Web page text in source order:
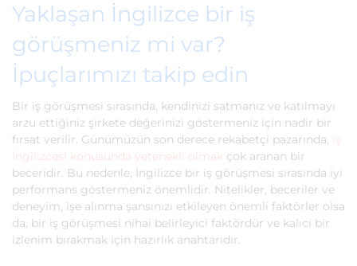
Yaklaşan İngilizce bir iş
görüşmeniz mi var?
İpuçlarımızı takip edin
Bir iş görüşmesi sırasında, kendinizi satmanız ve katılmayı
arzu ettiğiniz şirkete değerinizi göstermeniz için nadir bir
fırsat verilir. Günümüzün son derece rekabetçi pazarında, iş
İngilizcesi konusunda yetenekli olmak çok aranan bir
beceridir. Bu nedenle, İngilizce bir iş görüşmesi sırasında iyi
performans göstermeniz önemlidir. Nitelikler, beceriler ve
deneyim, işe alınma şansınızı etkileyen önemli faktörler olsa
da, bir iş görüşmesi nihai belirleyici faktördür ve kalıcı bir
izlenim bırakmak için hazırlık anahtarıdır.